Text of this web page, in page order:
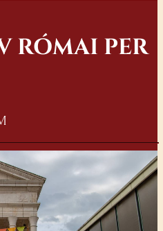
RÓMAI PER